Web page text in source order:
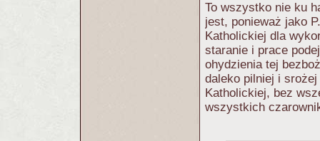
To wszystko nie ku
jest, ponieważ jako
Katholickiej dla
staranie i prace
ohydzienia tej
daleko pilniej i
Katholickiej, bez
wszystkich